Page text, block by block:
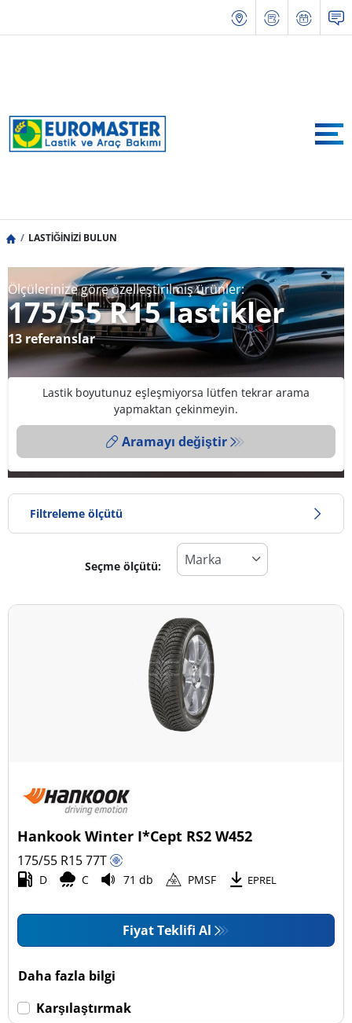
LASTİĞİNİZİ BULUN
Ölçülerinize göre özelleştirilmiş ürünler:
175/55 R15 lastikler
13 referanslar
Lastik boyutunuz eşleşmiyorsa lütfen tekrar arama
yapmaktan çekinmeyin.
Aramayı değiştir
Filtreleme ölçütü
Lastik türü
Tüm lastik türleri (13)
Binek (13)
Karavan (0)
Seçme ölçütü:
Hankook Winter I*Cept RS2 W452
175/55 R1577T
D C 71 db PMSF EPREL
Fiyat Teklifi Al
Daha fazla bilgi
Karşılaştırmak